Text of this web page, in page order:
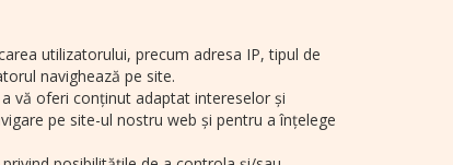
utilizatorului, precum adresa IP, tipul de
navighează pe site.
vă oferi conținut adaptat intereselor și
pe site-ul nostru web și pentru a înțelege